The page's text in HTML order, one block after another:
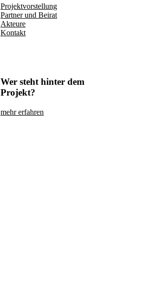
Projektvorstellung
Partner und Beirat
Akteure
Kontakt
Wer steht hinter dem
Projekt?
mehr erfahren